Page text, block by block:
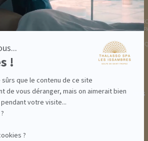
!
que le contenu de ce site
de vous déranger, mais on aimerait bien
votre visite...
?
DESTINATION
GOLFE DE ST TROPEZ
HÉBERGEMENTS
INCENTIVE
THALASSO SPA
LA THALASSO EN
CENTRE THALASSO
INFORMATIONS
ABONNEMENTS IDÉES CADEAUX PROMOS